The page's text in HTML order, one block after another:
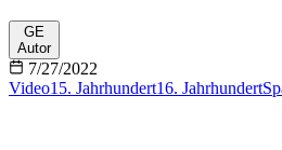
GE
Autor
7/27/2022
Video15. Jahrhundert16. Jahrhundert